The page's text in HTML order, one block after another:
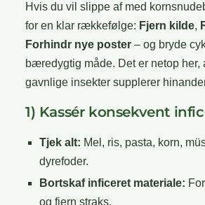
Hvis du vil slippe af med
for en klar rækkefølge: Fjern kilde,
Forhindr nye poster – og bryde
bæredygtig måde. Det er netop her,
gavnlige insekter supplerer
1) Kassér konsekvent
Tjek alt: Mel, ris, pasta, korn,
dyrefoder.
Bortskaf inficeret materiale:
og fjern straks.